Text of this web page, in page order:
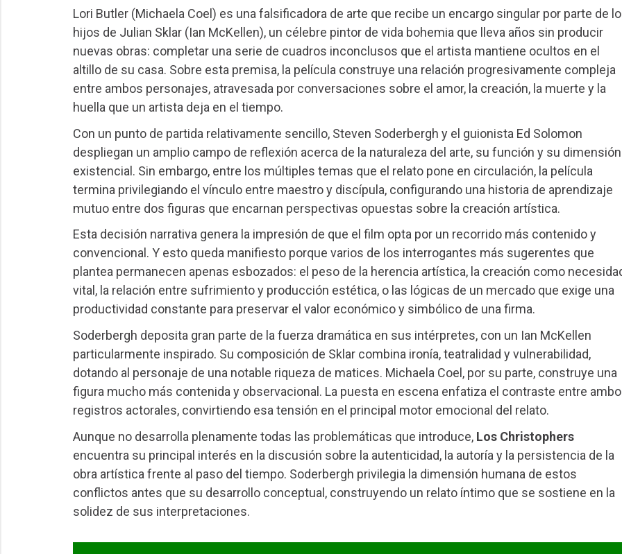
Lori Butler (Michaela Coel) es una falsificadora de arte que recibe un encargo singular por parte de
hijos de Julian Sklar (Ian McKellen), un célebre pintor de vida bohemia que lleva años sin producir
nuevas obras: completar una serie de cuadros inconclusos que el artista mantiene ocultos en el
altillo de su casa. Sobre esta premisa, la película construye una relación progresivamente compleja
entre ambos personajes, atravesada por conversaciones sobre el amor, la creación, la muerte y la
huella que un artista deja en el tiempo.
Con un punto de partida relativamente sencillo, Steven Soderbergh y el guionista Ed Solomon
despliegan un amplio campo de reflexión acerca de la naturaleza del arte, su función y su dimensión
existencial. Sin embargo, entre los múltiples temas que el relato pone en circulación, la película
termina privilegiando el vínculo entre maestro y discípula, configurando una historia de aprendizaje
mutuo entre dos figuras que encarnan perspectivas opuestas sobre la creación artística.
Esta decisión narrativa genera la impresión de que el film opta por un recorrido más contenido y
convencional. Y esto queda manifiesto porque varios de los interrogantes más sugerentes que
plantea permanecen apenas esbozados: el peso de la herencia artística, la creación como
vital, la relación entre sufrimiento y producción estética, o las lógicas de un mercado que exige una
productividad constante para preservar el valor económico y simbólico de una firma.
Soderbergh deposita gran parte de la fuerza dramática en sus intérpretes, con un Ian McKellen
particularmente inspirado. Su composición de Sklar combina ironía, teatralidad y vulnerabilidad,
dotando al personaje de una notable riqueza de matices. Michaela Coel, por su parte, construye una
figura mucho más contenida y observacional. La puesta en escena enfatiza el contraste entre
registros actorales, convirtiendo esa tensión en el principal motor emocional del relato.
Aunque no desarrolla plenamente todas las problemáticas que introduce, Los Christophers
encuentra su principal interés en la discusión sobre la autenticidad, la autoría y la persistencia de la
obra artística frente al paso del tiempo. Soderbergh privilegia la dimensión humana de estos
conflictos antes que su desarrollo conceptual, construyendo un relato íntimo que se sostiene en la
solidez de sus interpretaciones.